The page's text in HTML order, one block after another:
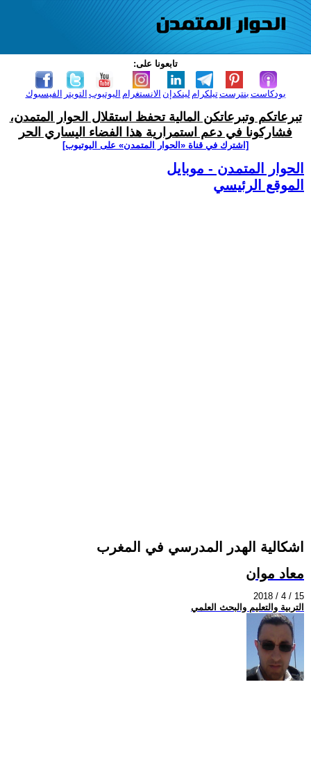
تابعونا على:
الفيسبوك التويتر اليوتيوب الانستغرام لينكدإن تيلكرامبنترست بودكاست
تبرعاتكم وتبرعاتكن المالية تحفظ استقلال الحوار المتمدن،
فشاركونا في دعم استمرارية هذا الفضاء اليساري الحر
[اشترك في قناة ‫«الحوار المتمدن» على اليوتيوب]
الحوار المتمدن - موبايل
الموقع الرئيسي
اشكالية الهدر المدرسي في المغرب
معاد موان
2018 / 4 / 15
التربية والتعليم والبحث العلمي